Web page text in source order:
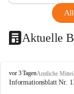
Aktuelle
B
u
vor 3 TagenAmtliche
Informationsblatt Nr.